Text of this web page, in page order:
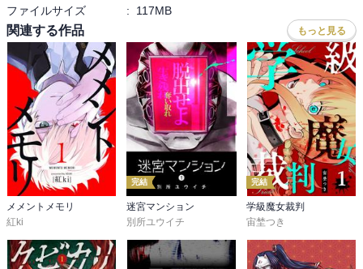
ファイルサイズ
: 117MB
関連する作品 もっと見る
メメントメモリ
紅ki
完結
迷宮マンション
別所ユウイチ
完結
学級魔女裁判
宙埜つき